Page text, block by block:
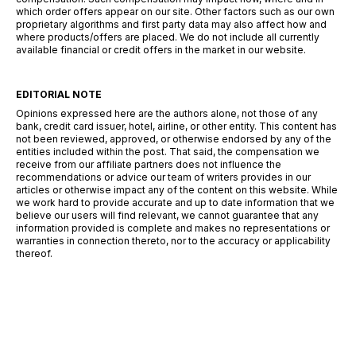
which order offers appear on our site. Other factors such as our own
proprietary algorithms and first party data may also affect how and
where products/offers are placed. We do not include all currently
available financial or credit offers in the market in our website.
EDITORIAL NOTE
Opinions expressed here are the authors alone, not those of any
bank, credit card issuer, hotel, airline, or other entity. This content has
not been reviewed, approved, or otherwise endorsed by any of the
entities included within the post. That said, the compensation we
receive from our affiliate partners does not influence the
recommendations or advice our team of writers provides in our
articles or otherwise impact any of the content on this website. While
we work hard to provide accurate and up to date information that we
believe our users will find relevant, we cannot guarantee that any
information provided is complete and makes no representations or
warranties in connection thereto, nor to the accuracy or applicability
thereof.